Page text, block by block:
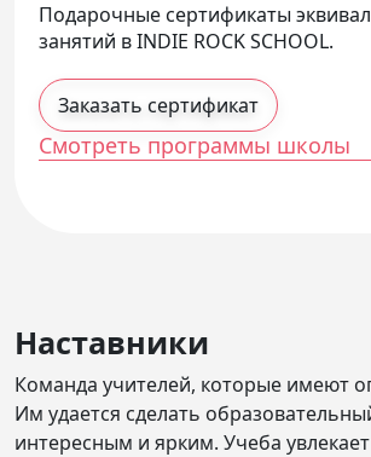
Подарочные сертификаты
занятий в INDIE ROCK SCHOOL.
Заказать сертификат
Смотреть программы школы
Наставники
Команда учителей, которые имеют
Им удается сделать
интересным и ярким. Учеба